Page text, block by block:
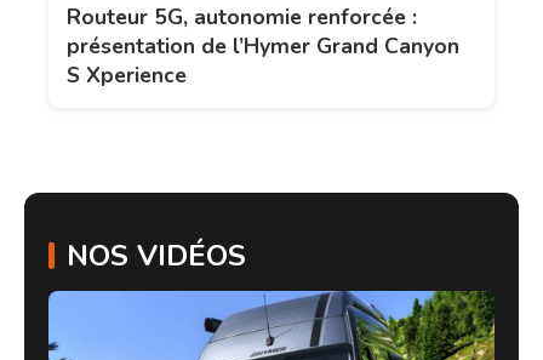
Routeur 5G, autonomie renforcée :
présentation de l’Hymer Grand Canyon
S Xperience
NOS VIDÉOS